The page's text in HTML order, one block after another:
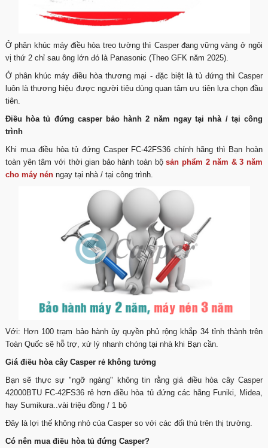
Ở phân khúc máy điều hòa treo tường thì Casper đang vững vàng ở ngôi
vị thứ 2 chỉ sau ông lớn đó là Panasonic (Theo GFK năm 2025).
Ở phân khúc máy điều hòa thương mại - đặc biệt là tủ đứng thì Casper
luôn là thương hiệu được người tiêu dùng quan tâm ưu tiên lựa chọn đầu
tiên.
Điều hòa tủ đứng casper bảo hành 2 năm ngay tại nhà / tại công
trình
Khi mua điều hòa tủ đứng Casper FC-42FS36 chính hãng thì Bạn hoàn
toàn yên tâm với thời gian bảo hành toàn bộsản phẩm 2 năm & 3 năm
cho máy nén ngay tại nhà / tại công trình.
Với: Hơn 100 trạm bảo hành ủy quyền phủ rộng khắp 34 tỉnh thành trên
Toàn Quốc sẽ hỗ trợ, xử lý nhanh chóng tại nhà khi Bạn cần.
Giá điều hòa cây Casper rẻ không tưởng
Bạn sẽ thực sự "ngỡ ngàng" không tin rằng giá điều hòa cây Casper
42000BTU FC-42FS36 rẻ hơn điều hòa tủ đứng các hãng Funiki, Midea,
hay Sumikura..vài triệu đồng / 1 bộ
Đây là lợi thế không nhỏ của Casper so với các đối thủ trên thị trường.
Có nên mua điều hòa tủ đứng Casper?